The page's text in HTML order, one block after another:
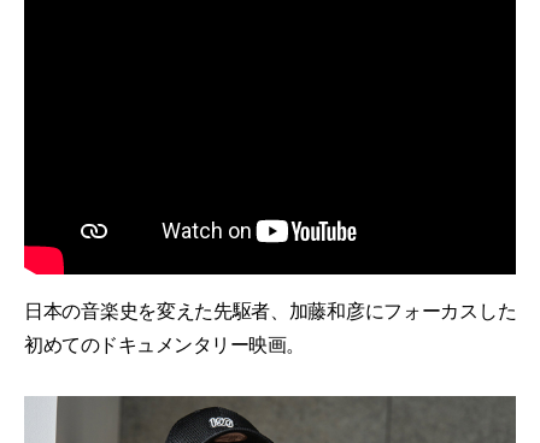
日本の音楽史を変えた先駆者、加藤和彦にフォーカスした
初めてのドキュメンタリー映画。